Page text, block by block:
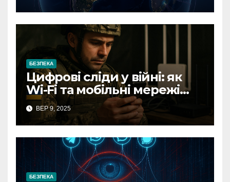
БЕЗПЕКА
Цифрові сліди у війні: як
Wi-Fi та мобільні мережі
видають військові позиції
ВЕР 9, 2025
БЕЗПЕКА